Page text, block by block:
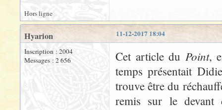
Hors ligne
11-12-2017 18:04
Hyarion
Inscription : 2004
Messages : 2 656
Cet article du Point,
temps présentait
trouve être du
remis sur le devant